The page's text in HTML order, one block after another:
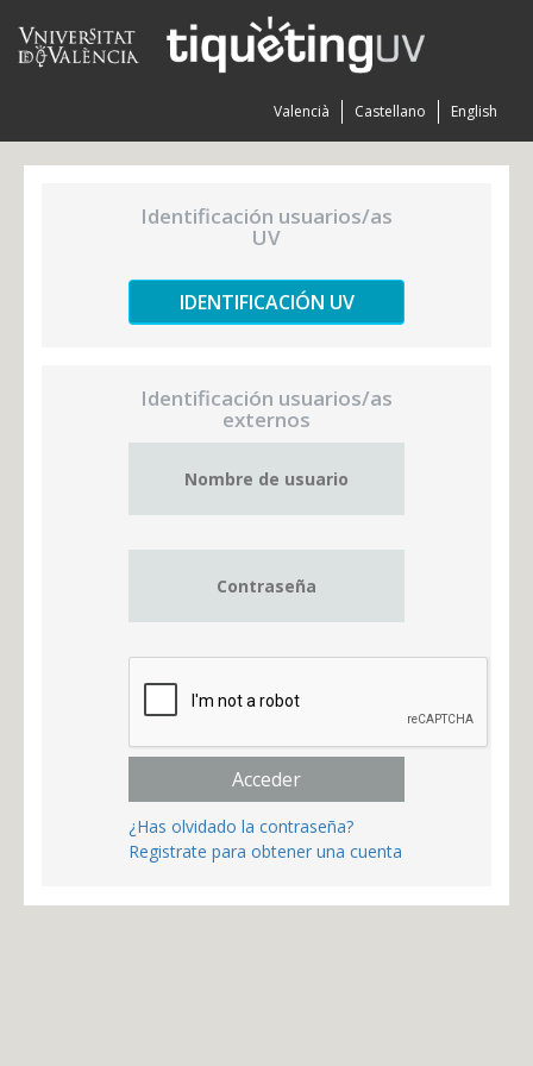
English
Castellano
Valencià
Identificación usuarios/as
UV
IDENTIFICACIÓN UV
Identificación usuarios/as
externos
Acceder
¿Has olvidado la contraseña?
Registrate para obtener una cuenta